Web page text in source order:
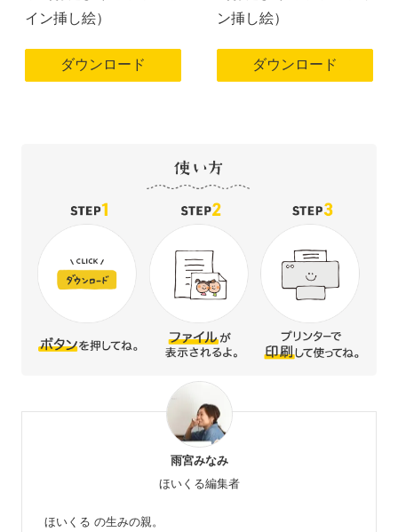
イン挿し絵）
ダウンロード
ン挿し絵）
ダウンロード
雨宮みなみ
ほいくる編集者
ほいくる の生みの親。